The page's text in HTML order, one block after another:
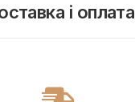
і оплата